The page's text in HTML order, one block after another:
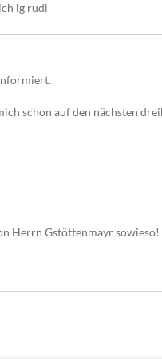
lg rudi
schon auf den nächsten
Herrn Gstöttenmayr sowieso!